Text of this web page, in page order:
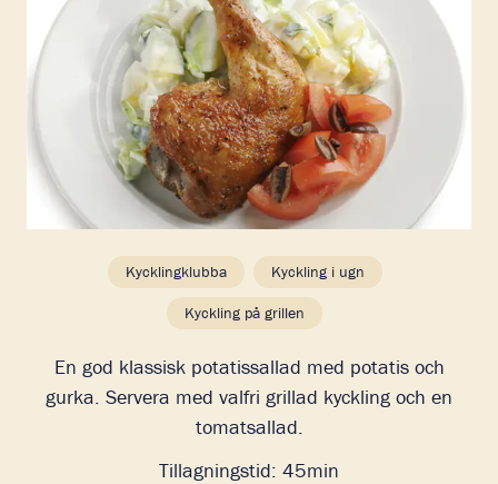
Kycklingklubba Kyckling i ugn
Kyckling på grillen
En god klassisk potatissallad med potatis och
gurka. Servera med valfri grillad kyckling och en
tomatsallad.
Tillagningstid: 45min